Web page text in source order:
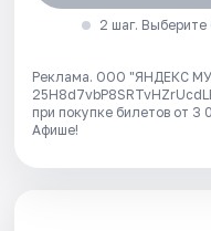
2 шаг.
Реклама. ООО "ЯНДЕКС
при покупке билетов от 3
Афише!